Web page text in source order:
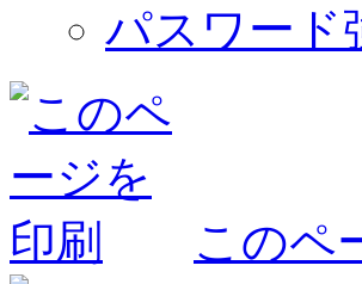
パスワード
このペ